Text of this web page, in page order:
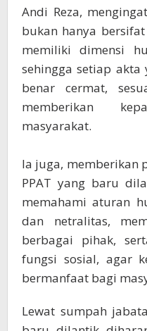
Andi Reza,
bukan hanya
memiliki dimensi
sehingga setiap
benar cermat,
memberikan
masyarakat.
Ia juga, memberikan
PPAT yang baru
memahami aturan
dan netralitas,
berbagai pihak,
fungsi sosial, agar
bermanfaat bagi
​Lewat sumpah